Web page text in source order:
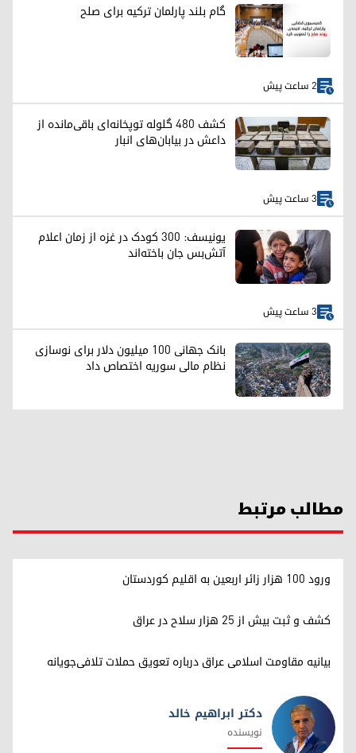
گام بلند پارلمان ترکیه برای صلح
2 ساعت پیش
کشف ۴۸۰ گلوله توپخانه‌ای باقی‌مانده از
داعش در بیابان‌های انبار
3 ساعت پیش
یونیسف: ۳۰۰ کودک در غزه از زمان اعلام
آتش‌بس جان باخته‌اند
3 ساعت پیش
بانک جهانی ۱۰۰ میلیون دلار برای نوسازی
نظام مالی سوریه اختصاص داد
مطالب مرتبط
ورود ۱۰۰ هزار زائر اربعین به اقلیم کوردستان
کشف و ثبت بیش از ۲۵ هزار سلاح در عراق
بیانیه مقاومت اسلامی عراق درباره تعویق حملات تلافی‌جویانه
دکتر ابراهیم خالد
نویسنده